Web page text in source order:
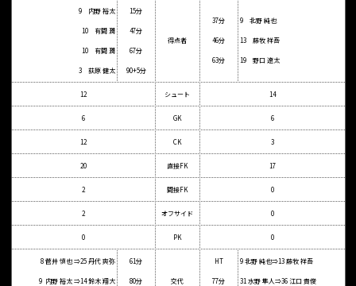
9 内野 裕太
10 有間 潤
10 有間 潤
3 荻原 健太
15分
47分
67分
90+5分
得点者
37分
46分
63分
9 北野 純也
13 藤牧 祥吾
19 野口 遼太
12 シュート 14
6 GK 6
12 CK 3
20 直接FK 17
2 間接FK 0
2 オフサイド 0
0 PK 0
8 菅井 慎也 ⇒25 丹代 爽弥
9 内野 裕太 ⇒14 鈴木 翔大
61分
80分 交代
HT
77分
9 北野 純也⇒13 藤牧 祥吾
31 水野 隼人⇒36 江口 貴俊